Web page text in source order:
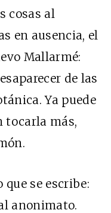
cosas al
en ausencia, el
Mallarmé:
de las
Ya puede
tocarla más,
se escribe:
anonimato.